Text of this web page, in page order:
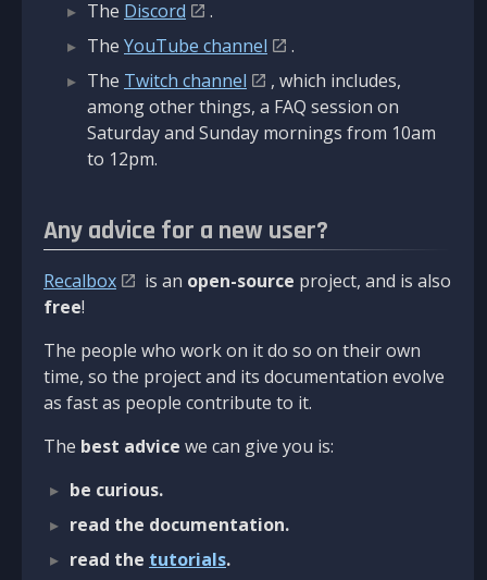
The Discord
.
The YouTube channel
.
The Twitch channel
, which includes,
among other things, a FAQ session on
Saturday and Sunday mornings from 10am
to 12pm.
Any advice for a new user?
Recalbox is an open-source project, and is also
free!
The people who work on it do so on their own
time, so the project and its documentation evolve
as fast as people contribute to it.
The best advice we can give you is:
be curious.
read the documentation.
read the tutorials.